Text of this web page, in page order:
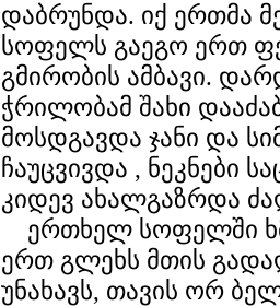
დაბრუნდა. იქ ერთმა
სოფელს გაეგო ერთ
გმირობის ამბავი.
ჭრილობამ შახი
მოსდგავდა ჯანი და
ჩაუცვივდა , ნეკნები
კიდევ ახალგაზრდა
ერთხელ სოფელში
ერთ გლეხს მთის
უნახავს, თავის ორ